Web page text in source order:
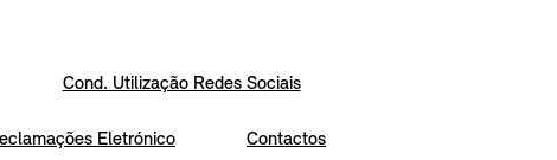
Cond. Utilização Redes Sociais
Eletrónico Contactos